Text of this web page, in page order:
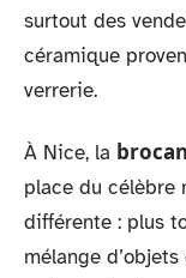
surtout des
céramique
verrerie.
À Nice, la
place du célèbre
différente : plus
mélange